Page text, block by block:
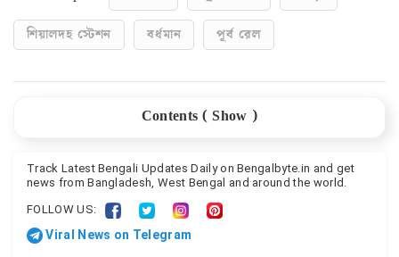
শিয়ালদহ স্টেশন
বর্ধমান পূর্ব রেল
Contents ( Show )
দেখে নেওয়া যাক
পিডিএফ ডাউনলোড | Print or Download PDF File
Track Latest Bengali Updates Daily on Bengalbyte.in and get
news from Bangladesh, West Bengal and around the world.
FOLLOW US:
Viral News on Telegram